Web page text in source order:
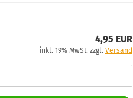
4,95 EUR
inkl. 19% MwSt. zzgl. Versand